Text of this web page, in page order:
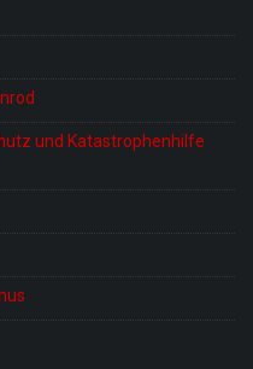
und Katastrophenhilfe